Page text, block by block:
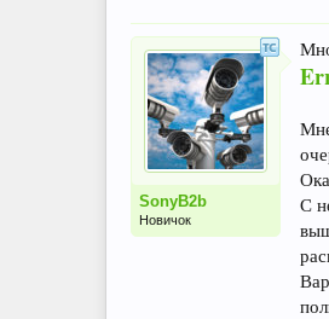
SonyB2b
Новичок
С